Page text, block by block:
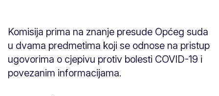
Komisija prima na znanje presude Općeg suda
u dvama predmetima koji se odnose na pristup
ugovorima o cjepivu protiv bolesti COVID-19 i
povezanim informacijama.